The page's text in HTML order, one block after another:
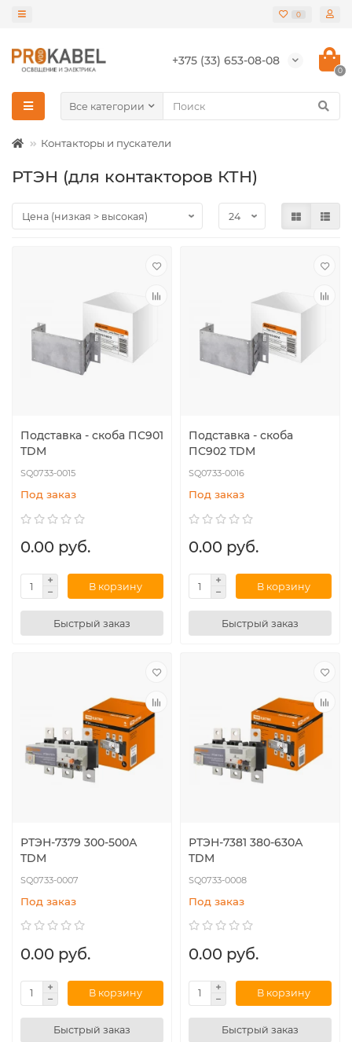
0
+375 (33) 653-08-08
0
Все категории
Контакторы и пускатели
РТЭН (для контакторов КТН)
Подставка - скоба ПС901
TDM
SQ0733-0015
Под заказ
0.00 руб.
В корзину
Быстрый заказ
Подставка - скоба
ПС902 TDM
SQ0733-0016
Под заказ
0.00 руб.
В корзину
Быстрый заказ
РТЭН-7379 300-500А
TDM
SQ0733-0007
Под заказ
0.00 руб.
В корзину
Быстрый заказ
РТЭН-7381 380-630А
TDM
SQ0733-0008
Под заказ
0.00 руб.
В корзину
Быстрый заказ